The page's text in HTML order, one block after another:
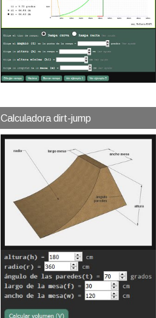
Calculadora dirt-jump